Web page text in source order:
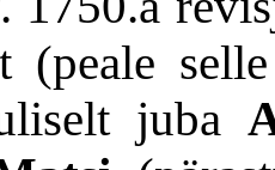
(peale
juba